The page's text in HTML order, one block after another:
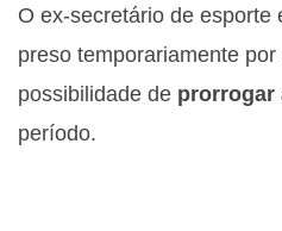
O ex-secretário de esporte
preso temporariamente por
possibilidade de prorrogar
período.